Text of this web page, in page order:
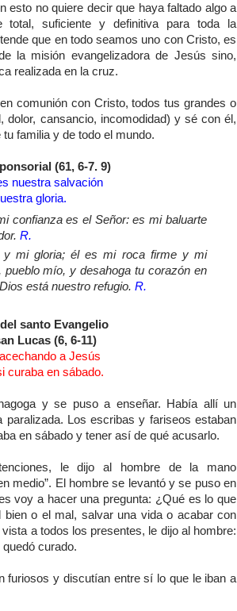
esto no quiere decir que haya faltado algo a
suficiente y definitiva para toda la
que en todo seamos uno con Cristo, es
la misión evangelizadora de Jesús sino,
realizada en la cruz.
comunión con Cristo, todos tus grandes o
dolor, cansancio, incomodidad) y sé con él,
familia y de todo el mundo.
(61, 6-7. 9)
nuestra salvación
gloria.
confianza es el Señor: es mi baluarte
R.
y mi gloria; él es mi roca firme y mi
mío, y desahoga tu corazón en
está nuestro refugio.R.
santo Evangelio
Lucas (6, 6-11)
a Jesús
curaba en sábado.
y se puso a enseñar. Había allí un
paralizada. Los escribas y fariseos estaban
en sábado y tener así de qué acusarlo.
le dijo al hombre de la mano
medio”. El hombre se levantó y se puso en
voy a hacer una pregunta: ¿Qué es lo que
bien o el mal, salvar una vida o acabar con
a todos los presentes, le dijo al hombre:
quedó curado.
furiosos y discutían entre sí lo que le iban a